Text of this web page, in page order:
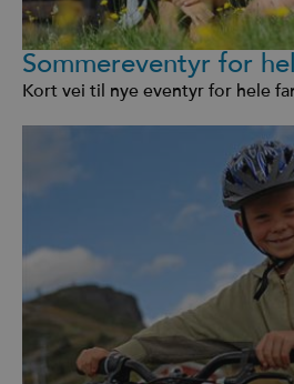
Sommereventyr for
Kort vei til nye eventyr for hele